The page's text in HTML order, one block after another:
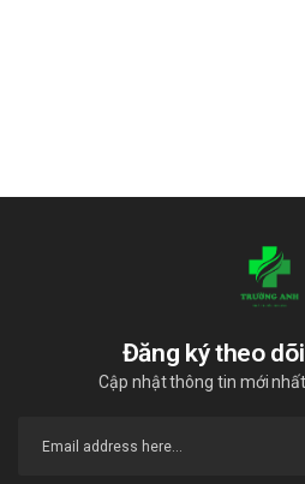
Đăng ký theo
Cập nhật thông tin mới